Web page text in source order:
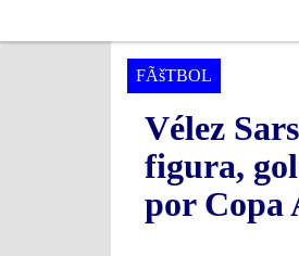
FÃšTBOL
Vélez
figura,
por Copa